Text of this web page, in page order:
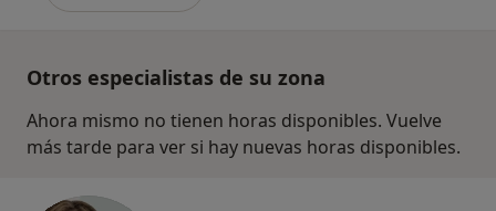
Otros especialistas de su zona
Ahora mismo no tienen horas disponibles. Vuelve
más tarde para ver si hay nuevas horas disponibles.